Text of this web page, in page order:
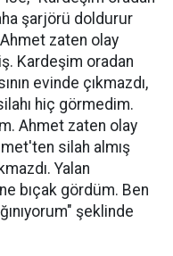
şarjörü doldurur
zaten olay
Kardeşim oradan
evinde çıkmazdı,
hiç görmedim.
Ahmet zaten olay
silah almış
Yalan
bıçak gördüm. Ben
şeklinde